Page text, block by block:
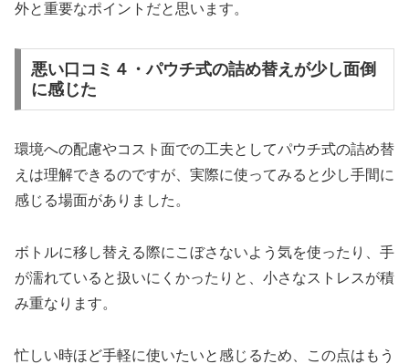
外と重要なポイントだと思います。
悪い口コミ４・パウチ式の詰め替えが少し面倒
に感じた
環境への配慮やコスト面での工夫としてパウチ式の詰め替
えは理解できるのですが、実際に使ってみると少し手間に
感じる場面がありました。
ボトルに移し替える際にこぼさないよう気を使ったり、手
が濡れていると扱いにくかったりと、小さなストレスが積
み重なります。
忙しい時ほど手軽に使いたいと感じるため、この点はもう